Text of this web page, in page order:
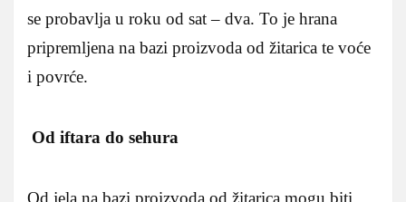
se probavlja u roku od sat – dva. To je hrana
pripremljena na bazi proizvoda od žitarica te voće
i povrće.
Od iftara do sehura
Od jela na bazi proizvoda od žitarica mogu biti